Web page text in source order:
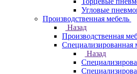
Угловые
Производственная мебель
Назад
Производственная
Cпециализированная
Назад